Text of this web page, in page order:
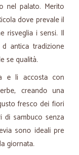
nel palato. Merito
dove prevale il
risveglia i sensi. Il
antica tradizione
se qualità.
e li accosta con
creando una
fresco dei fiori
di sambuco senza
sono ideali pre
giornata.